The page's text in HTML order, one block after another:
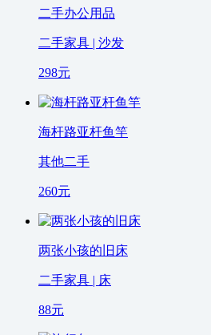
二手办公用品
二手家具 | 沙发
298元
海杆路亚杆鱼竿
其他二手
260元
两张小孩的旧床
二手家具 | 床
88元